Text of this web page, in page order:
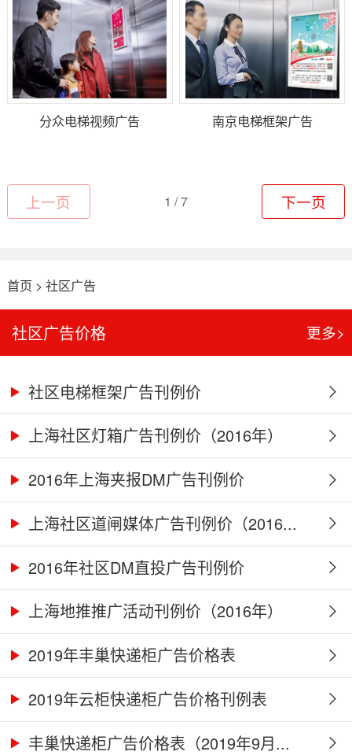
分众电梯视频广告 南京电梯框架广告
上一页 1 / 7 下一页
首页 > 社区广告
社区广告价格 更多>
社区电梯框架广告刊例价
上海社区灯箱广告刊例价（2016年）
2016年上海夹报DM广告刊例价
上海社区道闸媒体广告刊例价（2016...
2016年社区DM直投广告刊例价
上海地推推广活动刊例价（2016年）
2019年丰巢快递柜广告价格表
2019年云柜快递柜广告价格刊例表
丰巢快递柜广告价格表（2019年9月...